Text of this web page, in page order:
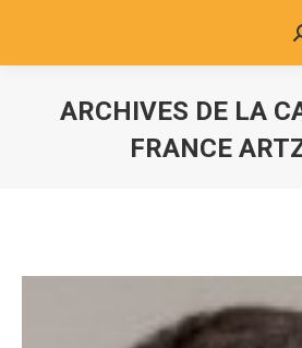
ARCHIVES DE LA
FRANCE